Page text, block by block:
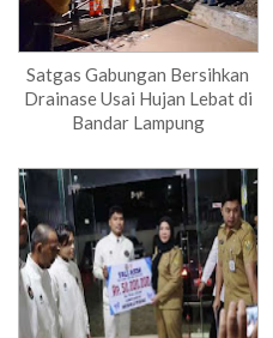
Satgas Gabungan Bersihkan
Drainase Usai Hujan Lebat di
Bandar Lampung